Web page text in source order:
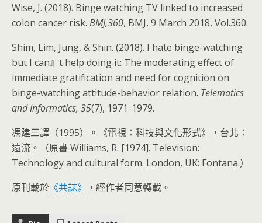
Wise, J. (2018). Binge watching TV linked to increased
colon cancer risk. BMJ,360, BMJ, 9 March 2018, Vol.360.
Shim, Lim, Jung, & Shin. (2018). I hate binge-watching
but I can』t help doing it: The moderating effect of
immediate gratification and need for cognition on
binge-watching attitude-behavior relation. Telematics
and Informatics, 35(7), 1971-1979.
馮建三譯（1995）。《電視：科技與文化形式》，台北：
遠流。（原書 Williams, R. [1974]. Television:
Technology and cultural form. London, UK: Fontana.）
原刊載於 《共誌》 ，經作者同意轉載。